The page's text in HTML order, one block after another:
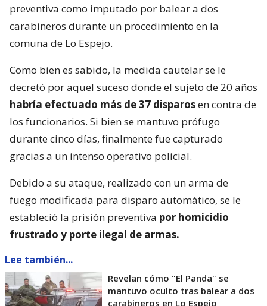
preventiva como imputado por balear a dos
carabineros durante un procedimiento en la
comuna de Lo Espejo.
Como bien es sabido, la medida cautelar se le
decretó por aquel suceso donde el sujeto de 20 años
habría efectuado más de 37 disparosen contra de
los funcionarios. Si bien se mantuvo prófugo
durante cinco días, finalmente fue capturado
gracias a un intenso operativo policial.
Debido a su ataque, realizado con un arma de
fuego modificada para disparo automático, se le
estableció la prisión preventiva por homicidio
frustrado y porte ilegal de armas.
Lee también...
Revelan cómo "El Panda" se
mantuvo oculto tras balear a dos
carabineros en Lo Espejo